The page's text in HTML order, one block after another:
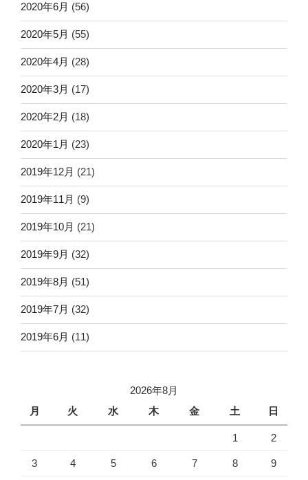
2020年6月 (56)
2020年5月 (55)
2020年4月 (28)
2020年3月 (17)
2020年2月 (18)
2020年1月 (23)
2019年12月 (21)
2019年11月 (9)
2019年10月 (21)
2019年9月 (32)
2019年8月 (51)
2019年7月 (32)
2019年6月 (11)
2026年8月
月
火 水 木 金 土 日
1 2
3 4 5 6 7 8 9